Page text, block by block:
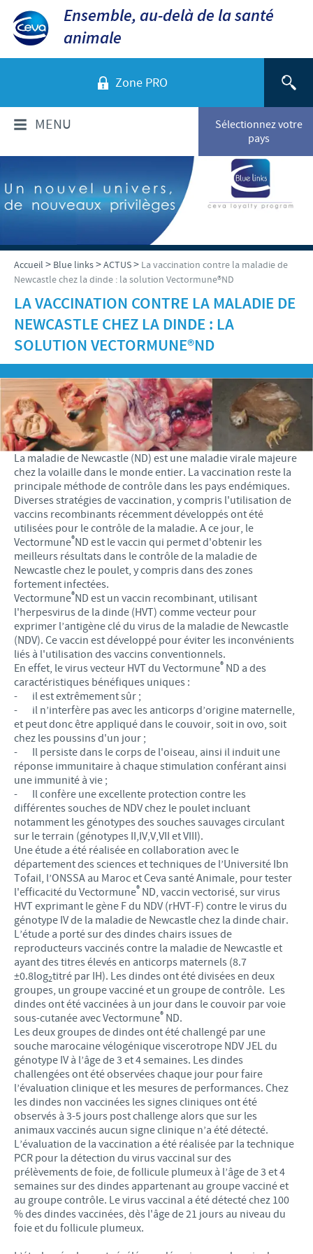
Ensemble, au-delà de la santé
animale
Zone PRO
Sélectionnez votre
pays
MENU
QUI SOMMES-NOUS?
Aperçu de la société
Ceva Santé Animale Tunisie
Production
Recherche et développement
Nos valeurs
Notre mission
Notre histoire
LE PROGRAMME ETHIQUE ET CONFORMITÉ DU
GROUPE CEVA
SYSTÈME D'ALERTE
PRODUITS
Volailles
Ovins - Caprins
Bovins
Animaux de Compagnie
ACTUALITÉS ET MÉDIA
Ceva News
ACTUS
Nos vidéos
RESPONSABILITÉS
Importance de la responsabilité
Contributions
Programmes de soutien internationaux
Partenariats scientifiques
Partenariats professionnels
Programmes terrain
OFFRES D'EMPLOI
Offre d’emploi
Nos principaux métiers
Processus de recrutement
Votre développement personnel
Espace étudiant
BLUE LINKS
Privilèges Blue links
S'inscrire
CONTACT
Accueil > Blue links>ACTUS> La vaccination contre la maladie de
Newcastle chez la dinde : la solution Vectormune®ND
LA VACCINATION CONTRE LA MALADIE DE
NEWCASTLE CHEZ LA DINDE : LA
SOLUTION VECTORMUNE®ND
La maladie de Newcastle (ND) est une maladie virale majeure
chez la volaille dans le monde entier. La vaccination reste la
principale méthode de contrôle dans les pays endémiques.
Diverses stratégies de vaccination, y compris l'utilisation de
vaccins recombinants récemment développés ont été
utilisées pour le contrôle de la maladie. A ce jour, le
Vectormune®ND est le vaccin qui permet d'obtenir les
meilleurs résultats dans le contrôle de la maladie de
Newcastle chez le poulet, y compris dans des zones
fortement infectées.
Vectormune®ND est un vaccin recombinant, utilisant
l'herpesvirus de la dinde (HVT) comme vecteur pour
exprimer l’antigène clé du virus de la maladie de Newcastle
(NDV). Ce vaccin est développé pour éviter les inconvénients
liés à l'utilisation des vaccins conventionnels.
En effet, le virus vecteur HVT du Vectormune® ND a des
caractéristiques bénéfiques uniques :
- il est extrêmement sûr ;
- il n’interfère pas avec les anticorps d’origine maternelle,
et peut donc être appliqué dans le couvoir, soit in ovo, soit
chez les poussins d'un jour ;
- Il persiste dans le corps de l'oiseau, ainsi il induit une
réponse immunitaire à chaque stimulation conférant ainsi
une immunité à vie ;
- Il confère une excellente protection contre les
différentes souches de NDV chez le poulet incluant
notamment les génotypes des souches sauvages circulant
sur le terrain (génotypes II,IV,V,VII et VIII).
Une étude a été réalisée en collaboration avec le
département des sciences et techniques de l’Université Ibn
Tofail, l’ONSSA au Maroc et Ceva santé Animale, pour tester
l'efficacité du Vectormune® ND, vaccin vectorisé, sur virus
HVT exprimant le gène F du NDV (rHVT-F) contre le virus du
génotype IV de la maladie de Newcastle chez la dinde chair.
L’étude a porté sur des dindes chairs issues de
reproducteurs vaccinés contre la maladie de Newcastle et
ayant des titres élevés en anticorps maternels (8.7
±0.8log2titré par IH). Les dindes ont été divisées en deux
groupes, un groupe vacciné et un groupe de contrôle. Les
dindes ont été vaccinées à un jour dans le couvoir par voie
sous-cutanée avec Vectormune® ND.
Les deux groupes de dindes ont été challengé par une
souche marocaine vélogénique viscerotrope NDV JEL du
génotype IV à l’âge de 3 et 4 semaines. Les dindes
challengées ont été observées chaque jour pour faire
l’évaluation clinique et les mesures de performances. Chez
les dindes non vaccinées les signes cliniques ont été
observés à 3-5 jours post challenge alors que sur les
animaux vaccinés aucun signe clinique n’a été détecté.
L’évaluation de la vaccination a été réalisée par la technique
PCR pour la détection du virus vaccinal sur des
prélèvements de foie, de follicule plumeux à l’âge de 3 et 4
semaines sur des dindes appartenant au groupe vacciné et
au groupe contrôle. Le virus vaccinal a été détecté chez 100
% des dindes vaccinées, dès l'âge de 21 jours au niveau du
foie et du follicule plumeux.